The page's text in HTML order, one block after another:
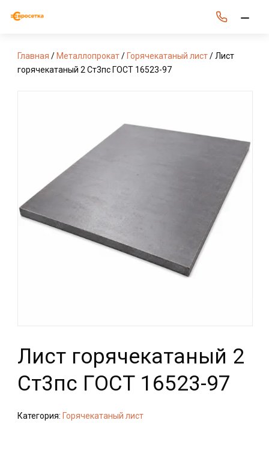
Главная / Металлопрокат/ Горячекатаный лист/ Лист
горячекатаный 2 Ст3пс ГОСТ 16523-97
Лист горячекатаный 2
Ст3пс ГОСТ 16523-97
Категория: Горячекатаный лист